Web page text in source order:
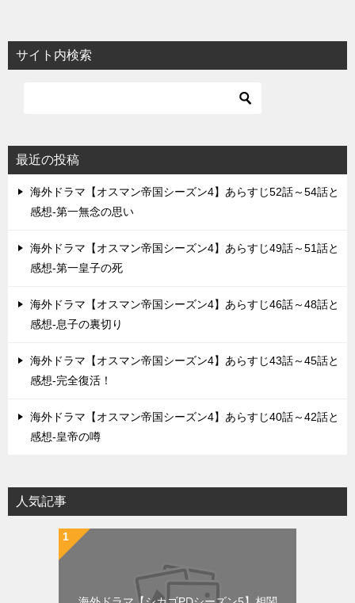
ビ
ゲ
ョ
ン
サイト内検索
最近の投稿
海外ドラマ【オスマン帝国シーズン4】あらすじ52話～54話と
感想-第一無念の思い
海外ドラマ【オスマン帝国シーズン4】あらすじ49話～51話と
感想-第一皇子の死
海外ドラマ【オスマン帝国シーズン4】あらすじ46話～48話と
感想-息子の裏切り
海外ドラマ【オスマン帝国シーズン4】あらすじ43話～45話と
感想-完全復活！
海外ドラマ【オスマン帝国シーズン4】あらすじ40話～42話と
感想-皇帝の噂
人気記事